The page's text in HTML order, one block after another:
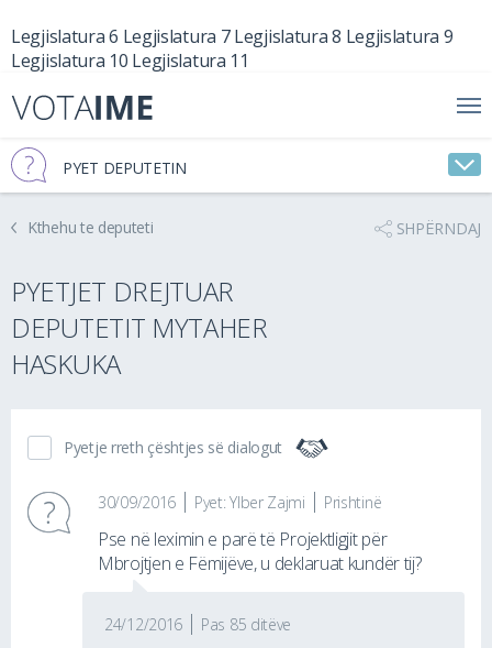
Legjislatura 6 Legjislatura 7 Legjislatura 8 Legjislatura 9
Legjislatura 10 Legjislatura 11
PYET DEPUTETIN
Kthehu te deputeti SHPËRNDAJ
PYETJET DREJTUAR
DEPUTETIT MYTAHER
HASKUKA
Pyetje rreth çështjes së dialogut
30/09/2016 Pyet: Ylber Zajmi Prishtinë
Pse në leximin e parë të Projektligjit për
Mbrojtjen e Fëmijëve, u deklaruat kundër tij?
24/12/2016 Pas 85 ditëve